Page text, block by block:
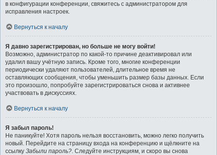
в конфигурации конференции, свяжитесь с администратором для
исправления настроек.
Вернуться к началу
Я давно зарегистрирован, но больше не могу войти!
Возможно, администратор по какой-то причине деактивировал или
удалил вашу учётную запись. Кроме того, многие конференции
периодически удаляют пользователей, длительное время не
оставляющих сообщения, чтобы уменьшить размер базы данных. Если
это произошло, попробуйте зарегистрироваться снова и активнее
участвовать в дискуссиях.
Вернуться к началу
Я забыл пароль!
Не паникуйте! Хотя пароль нельзя восстановить, можно легко получить
новый. Перейдите на страницу входа на конференцию и щёлкните на
ссылку Забыли пароль?. Следуйте инструкциям, и скоро вы снова